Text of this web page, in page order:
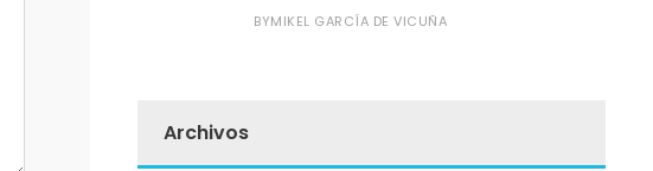
BYMIKEL GARCÍA DE VICUÑA
Archivos